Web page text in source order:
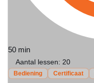
50 min
Aantal lessen: 20
Bediening Certificaat